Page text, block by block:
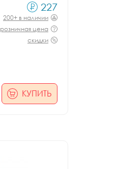
227
200+ в наличии
розничная цена
скидки
КУПИТЬ